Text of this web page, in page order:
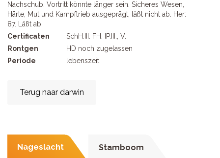
Nachschub. Vortritt könnte länger sein. Sicheres Wesen,
Härte, Mut und Kampftrieb ausgeprägt, läßt nicht ab. Her:
87. Läßt ab.
Certificaten
SchH.III. FH. IP.III., V.
Rontgen
HD noch zugelassen
Periode
lebenszeit
Terug naar darwin
Nageslacht Stamboom